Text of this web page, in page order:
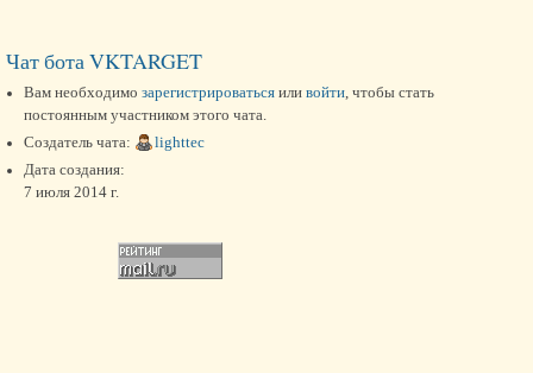
Чат бота VKTARGET
Вам необходимо зарегистрироваться или войти, чтобы стать
постоянным участником этого чата.
Создатель чата:
lighttec
Дата создания:
7 июля 2014 г.